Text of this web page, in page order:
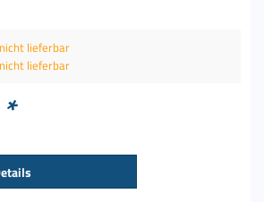
lieferbar
lieferbar